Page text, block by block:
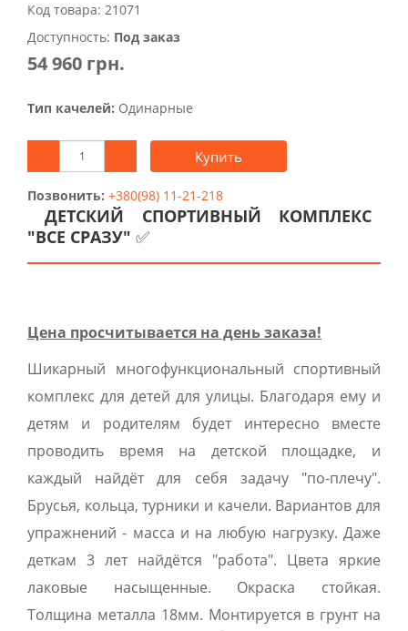
Код товара: 21071
Доступность: Под заказ
54 960 грн.
Тип качелей: Одинарные
Купить
Позвонить: +380(98) 11-21-218
ДЕТСКИЙ СПОРТИВНЫЙ КОМПЛЕКС
"ВСЕ СРАЗУ" ✅
Цена просчитывается на день заказа!
Шикарный многофункциональный спортивный
комплекс для детей для улицы. Благодаря ему и
детям и родителям будет интересно вместе
проводить время на детской площадке, и
каждый найдёт для себя задачу "по-плечу".
Брусья, кольца, турники и качели. Вариантов для
упражнений - масса и на любую нагрузку. Даже
деткам 3 лет найдётся "работа". Цвета яркие
лаковые насыщенные. Окраска стойкая.
Толщина металла 18мм. Монтируется в грунт на